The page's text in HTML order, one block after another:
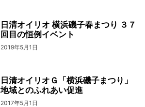
日清オイリオ 横浜磯子春まつり ３７
回目の恒例イベント
2019年5月1日
日清オイリオＧ「横浜磯子まつり」
地域とのふれあい促進
2017年5月1日